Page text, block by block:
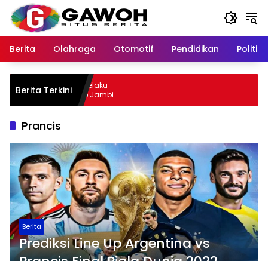
Langsung
konten
Berita
Olahraga Otomotif Pendidikan Politik
Berita Terkini
Kota Tangkap Pelaku
Kabur ke Jambi
Prancis
Berita
Prediksi Line Up Argentina vs